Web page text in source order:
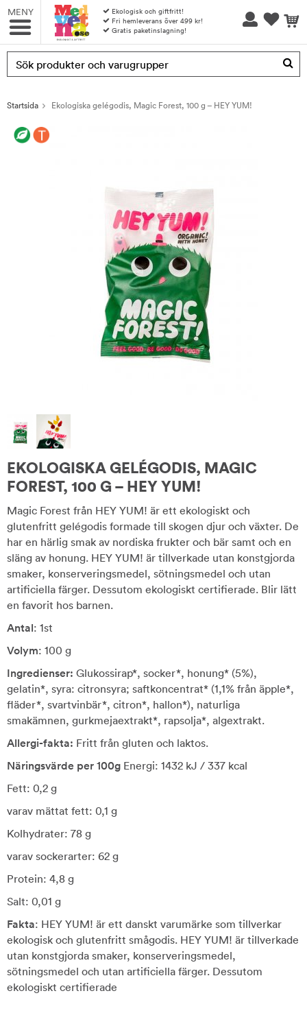
MENY
Ekologisk och giftfritt!
Fri hemleverans över 499 kr!
Gratis paketinslagning!
Produkten har blivit tillagd i varukorgen
Startsida Ekologiska gelégodis, Magic Forest, 100 g – HEY YUM!
EKOLOGISKA GELÉGODIS, MAGIC
FOREST, 100 G – HEY YUM!
Magic Forest från HEY YUM! är ett ekologiskt och
glutenfritt gelégodis formade till skogen djur och växter. De
har en härlig smak av nordiska frukter och bär samt och en
släng av honung. HEY YUM! är tillverkade utan konstgjorda
smaker, konserveringsmedel, sötningsmedel och utan
artificiella färger. Dessutom ekologiskt certifierade. Blir lätt
en favorit hos barnen.
Antal: 1st
Volym: 100 g
Ingredienser: Glukossirap*, socker*, honung* (5%),
gelatin*, syra: citronsyra; saftkoncentrat* (1,1% från äpple*,
fläder*, svartvinbär*, citron*, hallon*), naturliga
smakämnen, gurkmejaextrakt*, rapsolja*, algextrakt.
Allergi-fakta: Fritt från gluten och laktos.
Näringsvärde per 100g Energi: 1432 kJ / 337 kcal
Fett: 0,2 g
varav mättat fett: 0,1 g
Kolhydrater: 78 g
varav sockerarter: 62 g
Protein: 4,8 g
Salt: 0,01 g
Fakta: HEY YUM! är ett danskt varumärke som tillverkar
ekologisk och glutenfritt smågodis. HEY YUM! är tillverkade
utan konstgjorda smaker, konserveringsmedel,
sötningsmedel och utan artificiella färger. Dessutom
ekologiskt certifierade